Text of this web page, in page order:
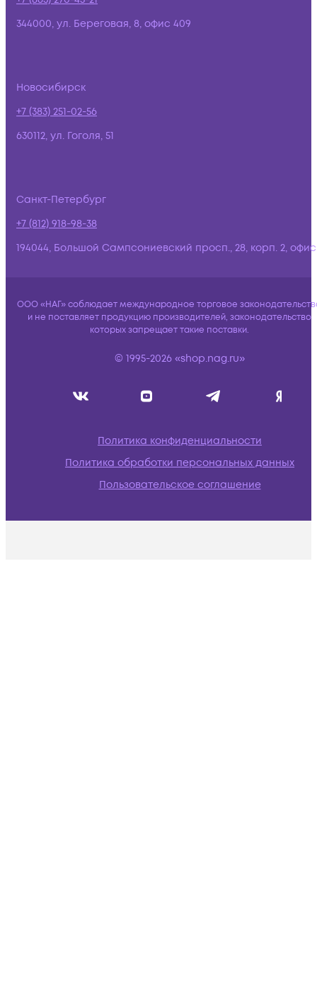
344000, ул. Береговая, 8, офис 409
Новосибирск
+7 (383) 251-02-56
630112, ул. Гоголя, 51
Санкт-Петербург
+7 (812) 918-98-38
194044, Большой Сампсониевский просп., 28, корп. 2,
ООО «НАГ» соблюдает международное торговое
и не поставляет продукцию производителей, законодательство
которых запрещает такие поставки.
© 1995-2026 «shop.nag.ru»
Политика конфиденциальности
Политика обработки персональных данных
Пользовательское соглашение